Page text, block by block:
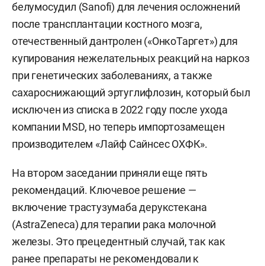
белумосудил (Sanofi) для лечения осложнений
после трансплантации костного мозга,
отечественный дантролен («ОнкоТаргет») для
купирования нежелательных реакций на наркоз
при генетических заболеваниях, а также
сахароснижающий эртуглифлозин, который был
исключен из списка в 2022 году после ухода
компании MSD, но теперь импортозамещен
производителем «Лайф Сайнсес ОХФК».
На втором заседании приняли еще пять
рекомендаций. Ключевое решение —
включение трастузумаба дерукстекана
(AstraZeneca) для терапии рака молочной
железы. Это прецедентный случай, так как
ранее препараты не рекомендовали к